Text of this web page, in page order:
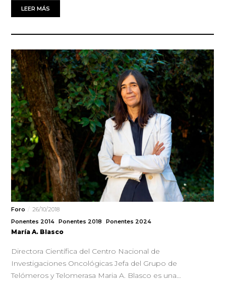
LEER MÁS
Foro
26/10/2018
Ponentes 2014
Ponentes 2018 Ponentes 2024
María A. Blasco
Directora Científica del Centro Nacional de
Investigaciones Oncológicas Jefa del Grupo de
Telómeros y Telomerasa Maria A. Blasco es una…